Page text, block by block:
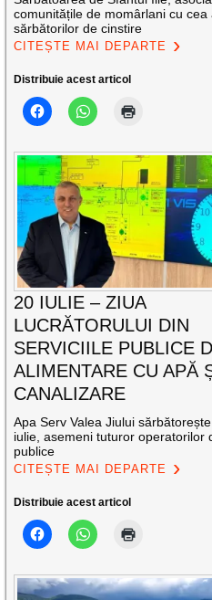
comunitățile de momârlani cu cea
sărbătorilor de cinstire
CITEȘTE MAI DEPARTE
Distribuie acest articol
20 IULIE – ZIUA
LUCRĂTORULUI DIN
SERVICIILE PUBLICE
ALIMENTARE CU APĂ
CANALIZARE
Apa Serv Valea Jiului
iulie, asemeni tuturor operatorilor
publice
CITEȘTE MAI DEPARTE
Distribuie acest articol